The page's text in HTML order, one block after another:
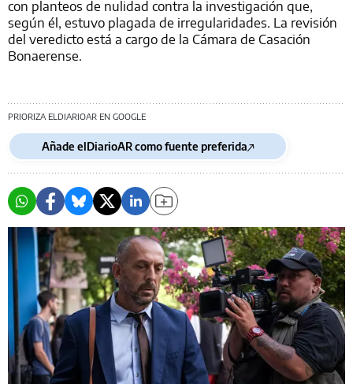
con planteos de nulidad contra la investigación que,
según él, estuvo plagada de irregularidades. La revisión
del veredicto está a cargo de la Cámara de Casación
Bonaerense.
PRIORIZA ELDIARIOAR EN GOOGLE
Añade elDiarioAR como fuente preferida